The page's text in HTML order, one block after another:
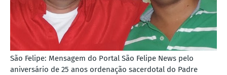
São Felipe: Mensagem do Portal São Felipe News pelo
aniversário de 25 anos ordenação sacerdotal do Padre